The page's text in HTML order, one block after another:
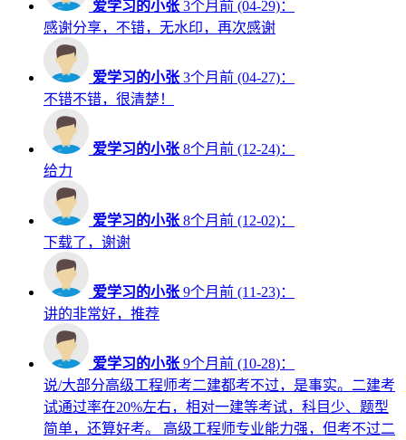
爱学习的小张 3个月前 (04-29)：
感谢分享，不错，无水印，再次感谢
爱学习的小张 3个月前 (04-27)：
不错不错，很清楚！
爱学习的小张 8个月前 (12-24)：
给力
爱学习的小张 8个月前 (12-02)：
下载了，谢谢
爱学习的小张 9个月前 (11-23)：
讲的非常好，推荐
爱学习的小张 9个月前 (10-28)：
说/大部分高级工程师考二建都考不过，是事实。二建考
试通过率在20%左右，相对一建等考试，科目少、题型
简单，还算好考。 高级工程师专业能力强，但考不过二